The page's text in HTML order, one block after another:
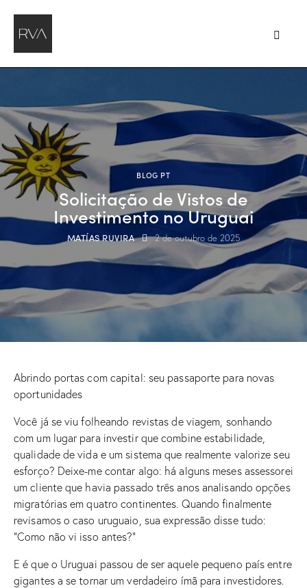
BLOG PT
Solicitação de Vistos de
Investimento no Uruguai
MATÍAS RUVIRA 2 de outubro de 2025
Abrindo portas com capital: seu passaporte para novas
oportunidades
Você já se viu folheando revistas de viagem, sonhando
com um lugar para investir que combine estabilidade,
qualidade de vida e um sistema que realmente valorize seu
esforço? Deixe-me contar algo: há alguns meses assessorei
um cliente que havia passado três anos analisando opções
migratórias em quatro continentes. Quando finalmente
revisamos o caso uruguaio, sua expressão disse tudo:
“Como não vi isso antes?”
E é que o Uruguai passou de ser aquele pequeno país entre
gigantes a se tornar um verdadeiro ímã para investidores.